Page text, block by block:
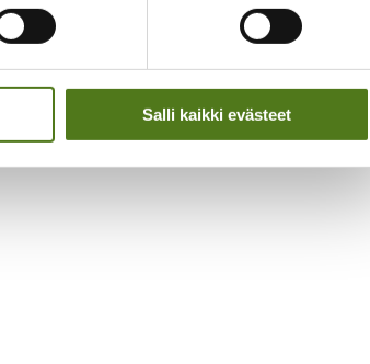
Salli kaikki evästeet